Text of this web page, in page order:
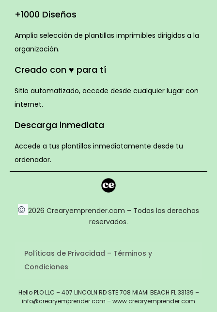
+1000 Diseños
Amplia selección de plantillas imprimibles dirigidas a la
organización.
Creado con ♥ para tí
Sitio automatizado, accede desde cualquier lugar con
internet.
Descarga inmediata
Accede a tus plantillas inmediatamente desde tu
ordenador.
© 2026 Crearyemprender.com – Todos los derechos
reservados.
Políticas de Privacidad – Términos y
Condiciones
Hello PLO LLC – 407 LINCOLN RD STE 708 MIAMI BEACH FL 33139 –
info@crearyemprender.com – www.crearyemprender.com